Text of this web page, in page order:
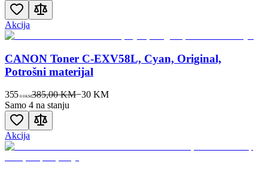
Akcija
CANON Toner C-EXV58L, Cyan, Original,
Potrošni materijal
355 00KM385,00 KM−30 KM
Samo 4 na stanju
Akcija